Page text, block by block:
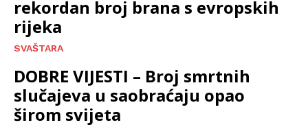
rekordan broj brana s evropskih
rijeka
SVAŠTARA
DOBRE VIJESTI – Broj smrtnih
slučajeva u saobraćaju opao
širom svijeta